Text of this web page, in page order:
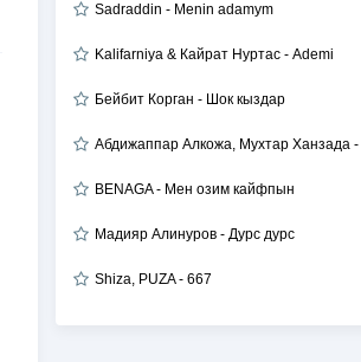
Sadraddin - Menin adamym
Kalifarniya & Кайрат Нуртас - Ademi
Бейбит Корган - Шок кыздар
BENAGA - Мен озим кайфпын
Мадияр Алинуров - Дурс дурс
Shiza, PUZA - 667